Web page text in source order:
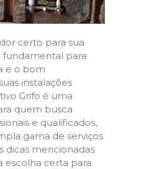
certo para sua
fundamental para
e o bom
instalações
Grifo é uma
quem busca
e qualificados,
gama de serviços
dicas mencionadas
escolha certa para